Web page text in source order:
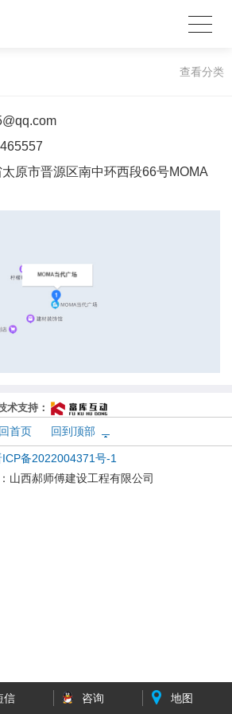
查看分类
原市晋源区南中环西段66号MOMA
信 咨询 地图
术支持：
回首页 回到顶部
ICP备2022004371号-1
山西郝师傅建设工程有限公司